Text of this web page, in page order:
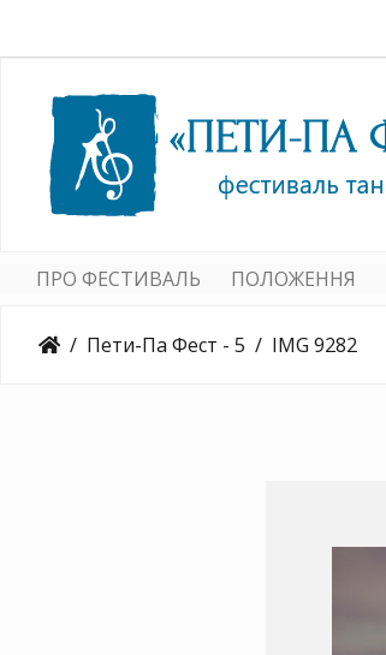
ПРО ФЕСТИВАЛЬ ПОЛОЖЕННЯ
Пети-Па Фест - 5 IMG 9282